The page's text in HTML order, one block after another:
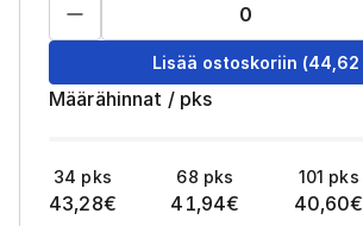
Lisää ostoskoriin (44,62
Määrähinnat / pks
34 pks
43,28€
68 pks
41,94€
101 pks
40,60€